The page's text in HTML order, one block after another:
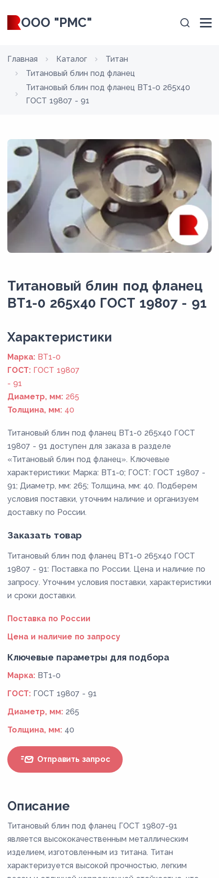
ООО "РМС"
Главная Каталог
Титан
Титановый блин под фланец
Титановый блин под фланец ВТ1-0 265x40
ГОСТ 19807 - 91
Титановый блин под фланец
ВТ1-0 265x40 ГОСТ 19807 - 91
Xарактеристики
Марка: ВТ1-0
ГОСТ: ГОСТ 19807
- 91
Диаметр, мм: 265
Толщина, мм: 40
Титановый блин под фланец ВТ1-0 265x40 ГОСТ
19807 - 91 доступен для заказа в разделе
«Титановый блин под фланец». Ключевые
характеристики: Марка: ВТ1-0; ГОСТ: ГОСТ 19807 -
91; Диаметр, мм: 265; Толщина, мм: 40. Подберем
условия поставки, уточним наличие и организуем
доставку по России.
Заказать товар
Титановый блин под фланец ВТ1-0 265x40 ГОСТ
19807 - 91: Поставка по России. Цена и наличие по
запросу. Уточним условия поставки, характеристики
и сроки доставки.
Поставка по России
Цена и наличие по запросу
Ключевые параметры для подбора
Марка: ВТ1-0
ГОСТ: ГОСТ 19807 - 91
Диаметр, мм: 265
Толщина, мм: 40
Отправить запрос
Описание
Титановый блин под фланец ГОСТ 19807-91
является высококачественным металлическим
изделием, изготовленным из титана. Титан
характеризуется высокой прочностью, легким